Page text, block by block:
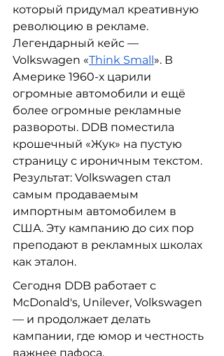
который придумал креативную
революцию в рекламе.
Легендарный кейс —
Volkswagen «Think Small». В
Америке 1960-х царили
огромные автомобили и ещё
более огромные рекламные
развороты. DDB поместила
крошечный «Жук» на пустую
страницу с ироничным текстом.
Результат: Volkswagen стал
самым продаваемым
импортным автомобилем в
США. Эту кампанию до сих пор
преподают в рекламных школах
как эталон.
Сегодня DDB работает с
McDonald's, Unilever, Volkswagen
— и продолжает делать
кампании, где юмор и честность
важнее пафоса.